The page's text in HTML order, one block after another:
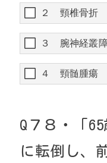
２ 頸椎骨折
３ 腕神経叢
４ 頸髄腫瘍
Q ７８・ 「 65
に転倒し、